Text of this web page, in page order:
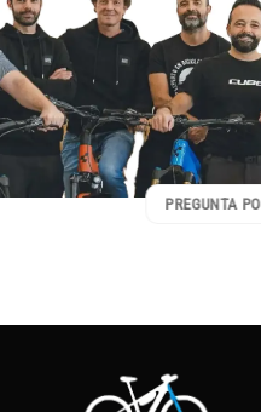
PREGUNTA